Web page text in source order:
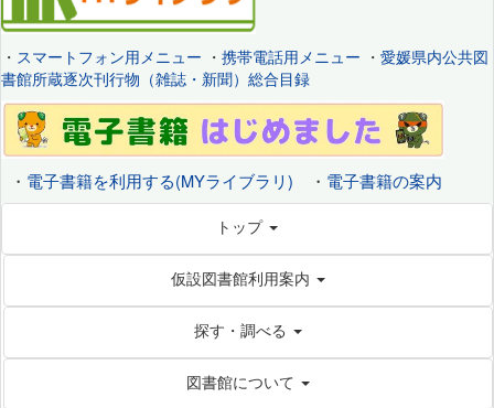
・ スマートフォン用メニュー ・ 携帯電話用メニュー ・ 愛媛県内公共図
書館所蔵逐次刊行物（雑誌・新聞）総合目録
・ 電子書籍を利用する(MYライブラリ) ・ 電子書籍の案内
トップ
仮設図書館利用案内
探す・調べる
図書館について